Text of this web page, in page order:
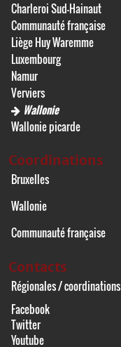
Charleroi Sud-Hainaut
Communauté française
Liège Huy Waremme
Luxembourg
Namur
Verviers
Wallonie
Wallonie picarde
Coordinations
Bruxelles
Wallonie
Communauté française
Contacts
Régionales / coordinations
Facebook
Twitter
Youtube